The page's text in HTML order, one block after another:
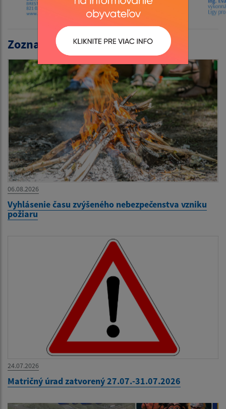
Zoznam aktualít:
06.08.2026
Vyhlásenie času zvýšeného nebezpečenstva vzniku
požiaru
24.07.2026
Matričný úrad zatvorený 27.07.-31.07.2026